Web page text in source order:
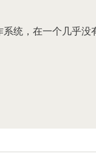
统，在一个几乎